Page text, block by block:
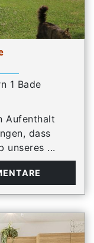
1 Bade
Aufenthalt
dass
unseres ...